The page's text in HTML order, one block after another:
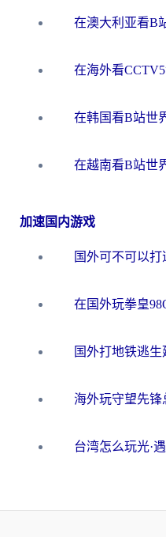
加速国内游戏